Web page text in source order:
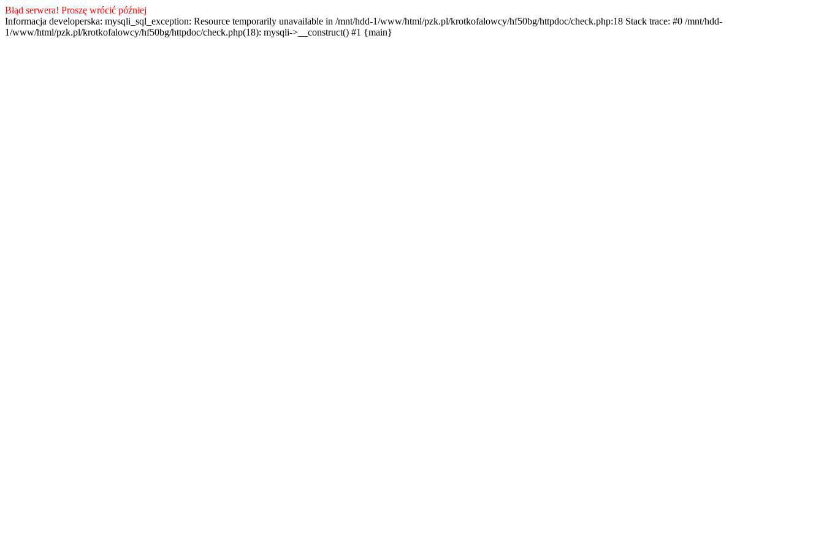
Błąd serwera! Proszę wrócić później
Informacja developerska: mysqli_sql_exception: Resource temporarily unavailable in /mnt/hdd-1/www/html/pzk.pl/krotkofalowcy/hf50bg/httpdoc/check.php:18 Stack trace: #0 /mnt/hdd-
1/www/html/pzk.pl/krotkofalowcy/hf50bg/httpdoc/check.php(18): mysqli->__construct() #1 {main}